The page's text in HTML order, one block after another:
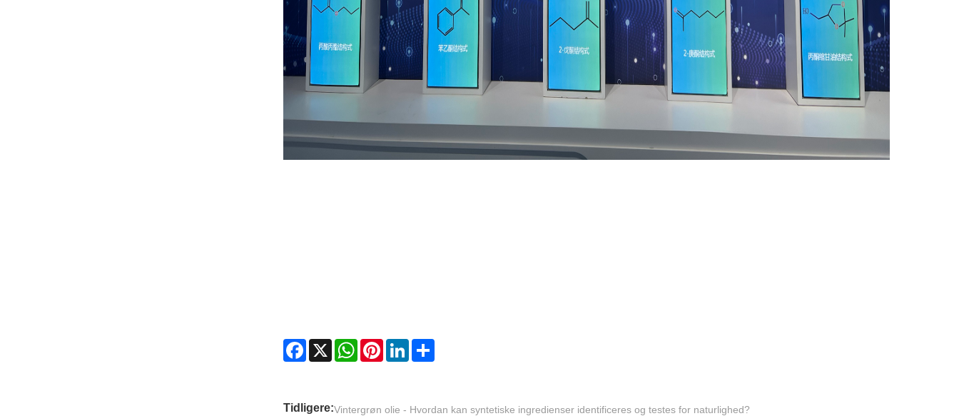
Facebook
X WhatsAppPinterestLinkedIn
Tidligere:Vintergrøn olie - Hvordan kan syntetiske ingredienser identificeres og testes for naturlighed?